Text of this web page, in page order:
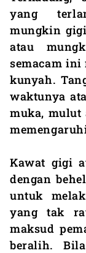
yang
mungkin
atau
semacam ini
kunyah.
waktunya
muka, mulut
Kawat gigi
dengan
untuk
yang tak
maksud
beralih.